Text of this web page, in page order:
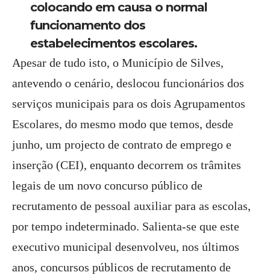
colocando em causa o normal
funcionamento dos
estabelecimentos escolares.
Apesar de tudo isto, o Município de Silves,
antevendo o cenário, deslocou funcionários dos
serviços municipais para os dois Agrupamentos
Escolares, do mesmo modo que temos, desde
junho, um projecto de contrato de emprego e
inserção (CEI), enquanto decorrem os trâmites
legais de um novo concurso público de
recrutamento de pessoal auxiliar para as escolas,
por tempo indeterminado. Salienta-se que este
executivo municipal desenvolveu, nos últimos
anos, concursos públicos de recrutamento de